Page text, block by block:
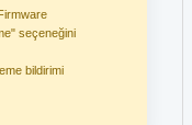
seçeneğini
bildirimi